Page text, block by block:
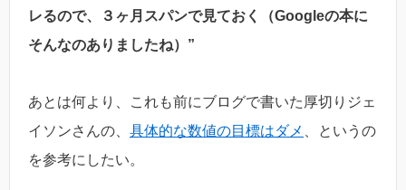
レるので、３ヶ月スパンで見ておく（Googleの本に
そんなのありましたね）”
あとは何より、これも前にブログで書いた厚切りジェ
イソンさんの、 具体的な数値の目標はダメ
、というの
を参考にしたい。